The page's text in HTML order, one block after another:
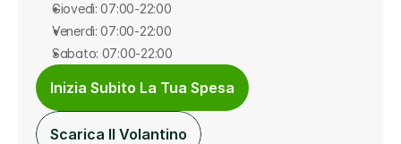
Giovedì: 07:00-22:00
Venerdì: 07:00-22:00
Sabato: 07:00-22:00
Inizia Subito La Tua Spesa
Scarica Il Volantino